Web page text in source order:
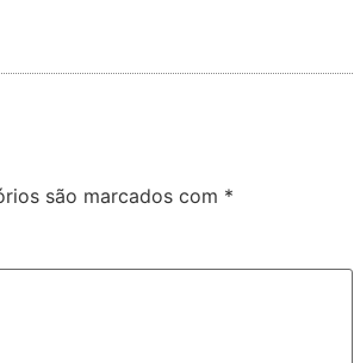
são marcados com *